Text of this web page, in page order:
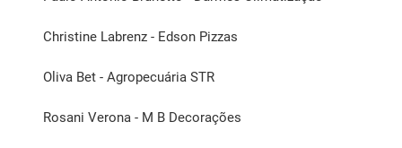
Christine Labrenz - Edson Pizzas
Oliva Bet - Agropecuária STR
Rosani Verona - M B Decorações